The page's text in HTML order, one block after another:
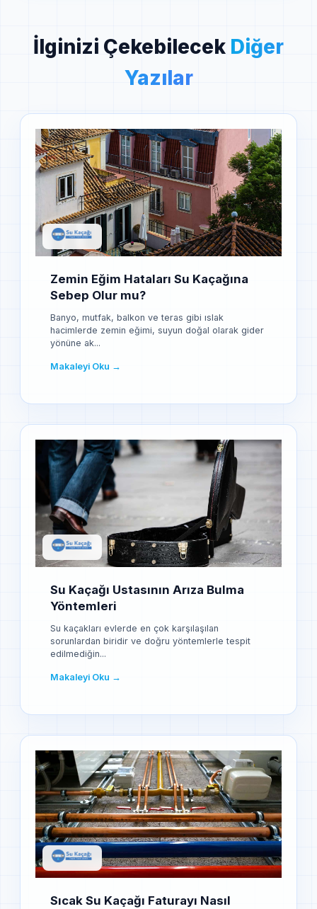
İlginizi Çekebilecek Diğer
Yazılar
Zemin Eğim Hataları Su Kaçağına
Sebep Olur mu?
Banyo, mutfak, balkon ve teras gibi ıslak
hacimlerde zemin eğimi, suyun doğal olarak gider
yönüne ak...
Makaleyi Oku →
Su Kaçağı Ustasının Arıza Bulma
Yöntemleri
Su kaçakları evlerde en çok karşılaşılan
sorunlardan biridir ve doğru yöntemlerle tespit
edilmediğin...
Makaleyi Oku →
Sıcak Su Kaçağı Faturayı Nasıl